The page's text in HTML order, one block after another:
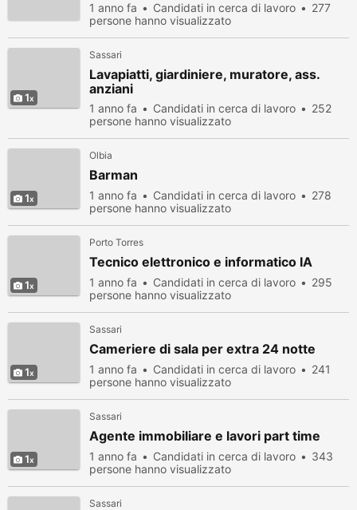
1 anno fa Candidati in cerca di lavoro
277
persone hanno visualizzato
1
Sassari
Lavapiatti, giardiniere, muratore, ass.
anziani
1 anno fa Candidati in cerca di lavoro
252
persone hanno visualizzato
1
Olbia
Barman
1 anno fa Candidati in cerca di lavoro
278
persone hanno visualizzato
1
Porto Torres
Tecnico elettronico e informatico IA
1 anno fa Candidati in cerca di lavoro
295
persone hanno visualizzato
1
Sassari
Cameriere di sala per extra 24 notte
1 anno fa Candidati in cerca di lavoro
241
persone hanno visualizzato
1
Sassari
Agente immobiliare e lavori part time
1 anno fa Candidati in cerca di lavoro
343
persone hanno visualizzato
Sassari